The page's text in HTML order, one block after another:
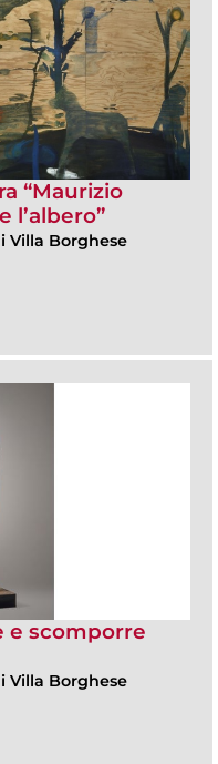
“Maurizio
l’albero”
Villa Borghese
e scomporre
Villa Borghese